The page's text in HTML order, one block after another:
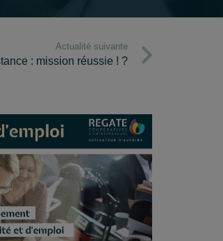
Actualité suivante
: mission réussie ! ?